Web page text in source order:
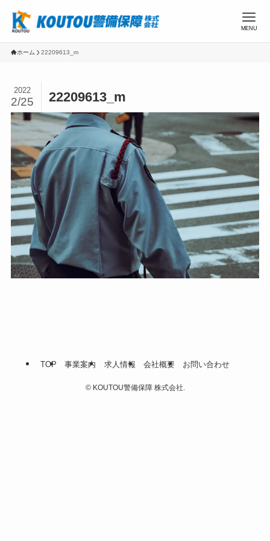
MENU
ホーム 22209613_m
22209613_m
2022
2/25
TOP 事業案内 求人情報 会社概要 お問い合わせ
©KOUTOU警備保障 株式会社.